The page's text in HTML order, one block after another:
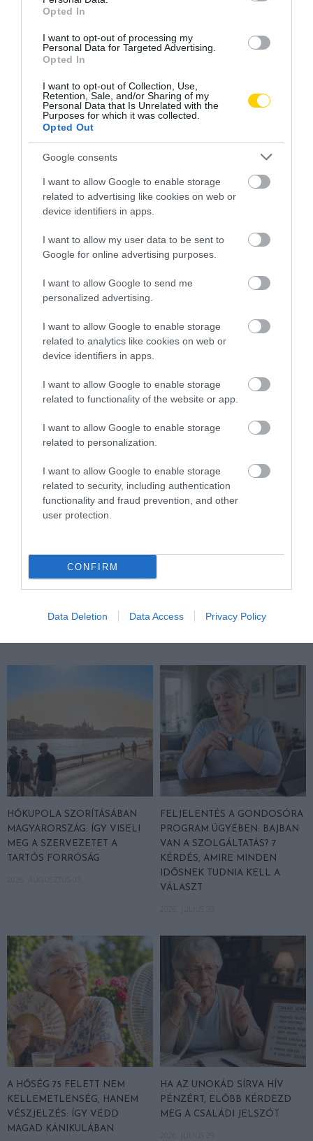
Opted In
I want to opt-out of processing my
Personal Data for Targeted Advertising.
Opted In
I want to opt-out of Collection, Use,
Retention, Sale, and/or Sharing of my
Personal Data that Is Unrelated with the
Purposes for which it was collected.
Opted Out
Google consents
I want to allow Google to enable storage
related to advertising like cookies on web or
device identifiers in apps.
I want to allow my user data to be sent to
Google for online advertising purposes.
I want to allow Google to send me
personalized advertising.
I want to allow Google to enable storage
related to analytics like cookies on web or
device identifiers in apps.
I want to allow Google to enable storage
related to functionality of the website or app.
I want to allow Google to enable storage
related to personalization.
I want to allow Google to enable storage
related to security, including authentication
functionality and fraud prevention, and other
user protection.
CONFIRM
Data Deletion Data Access Privacy Policy
MIT EGYÜNK, HA 70 FELETT IS
SZERETNÉNK ÖNÁLLÓAN
MENNI A PIACRA?
HŐSÉGBEN – LEHET, HOGY A
TÉR
HŐKUPOLA SZORÍTÁSÁBAN
MAGYARORSZÁG: ÍGY VISELI
MEG A SZERVEZETET A
TARTÓS FORRÓSÁG
FELJELENTÉS A GONDOSÓRA
PROGRAM ÜGYÉBEN: BAJBAN
VAN A SZOLGÁLTATÁS? 7
KÉRDÉS, AMIRE MINDEN
IDŐSNEK TUDNIA KELL A
VÁLASZT
A HŐSÉG 75 FELETT NEM
KELLEMETLENSÉG, HANEM
VÉSZJELZÉS: ÍGY VÉDD
MAGAD KÁNIKULÁBAN
HA AZ UNOKÁD SÍRVA HÍV
PÉNZÉRT, ELŐBB KÉRDEZD
MEG A CSALÁDI JELSZÓT